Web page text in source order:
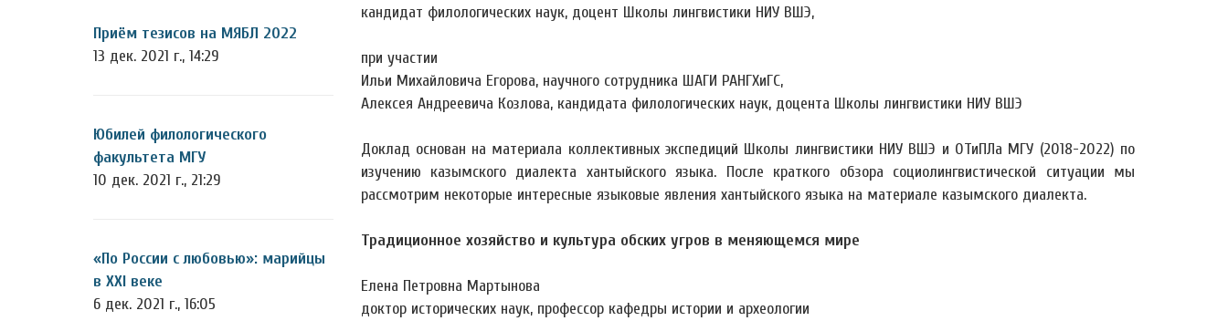
Приём тезисов на МЯБЛ 2022
13 дек. 2021 г., 14:29
Юбилей филологического
факультета МГУ
10 дек. 2021 г., 21:29
«По России с любовью»: марийцы
в XXI веке
6 дек. 2021 г., 16:05
кандидат филологических наук, доцент Школы лингвистики НИУ ВШЭ,
при участии
Ильи Михайловича Егорова, научного сотрудника ШАГИ РАНГХиГС,
Алексея Андреевича Козлова, кандидата филологических наук, доцента Школы лингвистики НИУ ВШЭ
Доклад основан на материала коллективных экспедиций Школы лингвистики НИУ ВШЭ и ОТиПЛа МГУ (2018-2022) по
изучению казымского диалекта хантыйского языка. После краткого обзора социолингвистической ситуации мы
рассмотрим некоторые интересные языковые явления хантыйского языка на материале казымского диалекта.
Традиционное хозяйство и культура обских угров в меняющемся мире
Елена Петровна Мартынова
доктор исторических наук, профессор кафедры истории и археологии